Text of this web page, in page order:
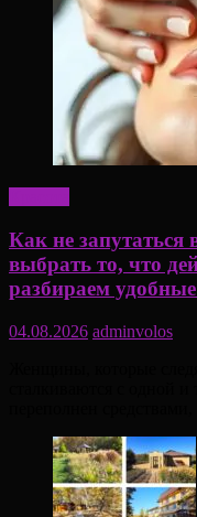
Как не запутаться
выбрать то, что
разбираем
04.08.2026 adminvolos